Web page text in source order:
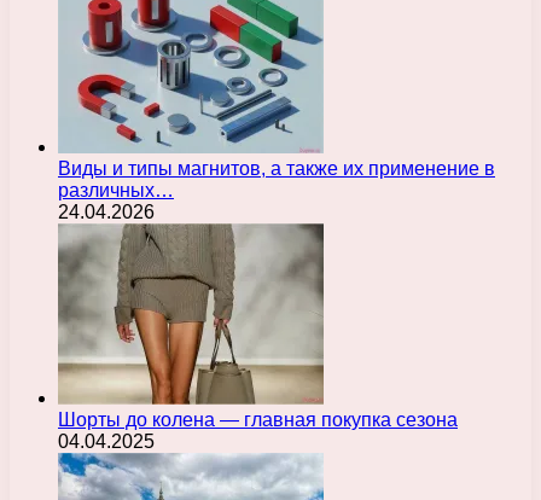
Виды и типы магнитов, а также их применение в
различных…
24.04.2026
Шорты до колена — главная покупка сезона
04.04.2025